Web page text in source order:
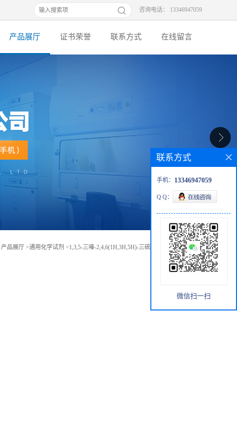
咨询电话： 13346947059
产品展厅 证书荣誉 联系方式 在线留言
产品展厅 >通用化学试剂 >1,3,5-三嗪-2,4,6(1H,3H,5H)-三硫酮三钠盐现货直发
联系方式
手机： 13346947059
Q Q：
微信扫一扫